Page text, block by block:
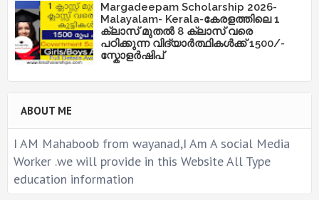
Margadeepam Scholarship 2026-
Malayalam- Kerala-കേരളത്തിലെ 1
ക്ലാസ് മുതൽ 8 ക്ലാസ് വരെ
പഠിക്കുന്ന വിദ്യാർത്ഥികൾക്ക് 1500/-
സ്കോളർഷിപ്
ABOUT ME
I AM Mahaboob from wayanad,I Am A social Media
Worker .we will provide in this Website All Type
education information